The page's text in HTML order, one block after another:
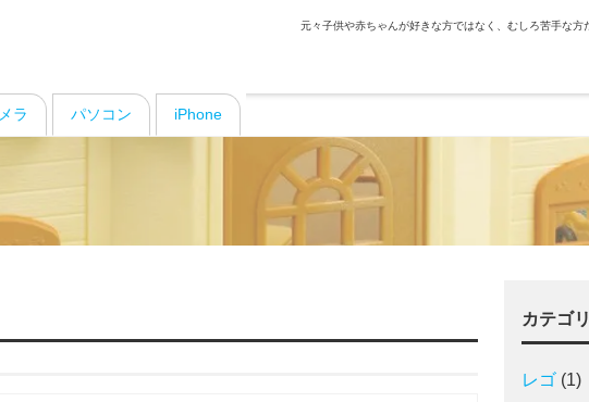
元々子供や赤ちゃんが好きな方ではなく、むしろ苦手な
ラ パソコン iPhone
カテゴ
レゴ (1)